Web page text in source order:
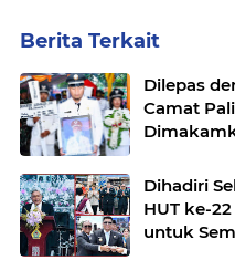
Berita Terkait
Dilepas
Camat
Dihadiri
HUT ke-
untuk